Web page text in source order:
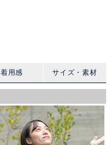
着用感 サイズ・素材